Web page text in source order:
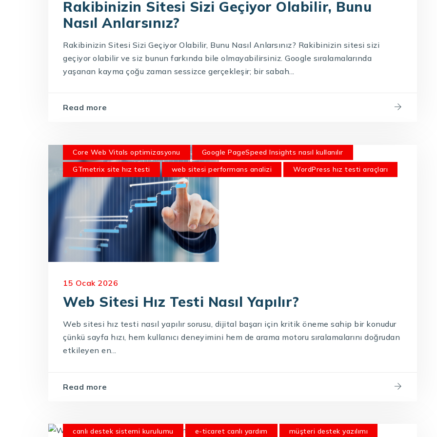
Rakibinizin Sitesi Sizi Geçiyor Olabilir, Bunu
Nasıl Anlarsınız?
Rakibinizin Sitesi Sizi Geçiyor Olabilir, Bunu Nasıl Anlarsınız? Rakibinizin sitesi sizi
geçiyor olabilir ve siz bunun farkında bile olmayabilirsiniz. Google sıralamalarında
yaşanan kayma çoğu zaman sessizce gerçekleşir; bir sabah...
Read more
Core Web Vitals optimizasyonu
Google PageSpeed Insights nasıl kullanılır
GTmetrix site hız testi
web sitesi performans analizi WordPress hız testi araçları
15 Ocak 2026
Web Sitesi Hız Testi Nasıl Yapılır?
Web sitesi hız testi nasıl yapılır sorusu, dijital başarı için kritik öneme sahip bir konudur
çünkü sayfa hızı, hem kullanıcı deneyimini hem de arama motoru sıralamalarını doğrudan
etkileyen en...
Read more
canlı destek sistemi kurulumu e-ticaret canlı yardım müşteri destek yazılımı